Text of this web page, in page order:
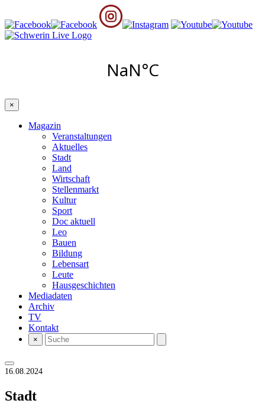
×
Magazin
Veranstaltungen
Aktuelles
Stadt
Land
Wirtschaft
Stellenmarkt
Kultur
Sport
Doc aktuell
Leo
Bauen
Bildung
Lebensart
Leute
Hausgeschichten
Mediadaten
Archiv
TV
Kontakt
×
16.08.2024
Stadt